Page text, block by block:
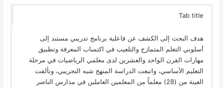
Tab title
هدف البحث إلى الكشف عن فاعلية برنامج تدريبي مستند إلى
أسلوبي التعلم المتمازج والتلعيب في اكتساب المعرفة وتطبيق
مهارات القرن الواحد والعشرين لدى معلمي الرياضيات في مرحلة
التعليم الأساسي، واتبعت الدراسة المنهج شبه التجريبي، وتألفت
العينة من (28) معلماً من المعلمين العاملين في مدارس الناصر